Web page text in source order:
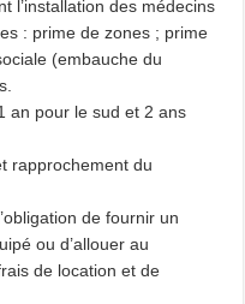
l’installation des médecins
: prime de zones ; prime
(embauche du
an pour le sud et 2 ans
rapprochement du
de fournir un
ou d’allouer au
de location et de